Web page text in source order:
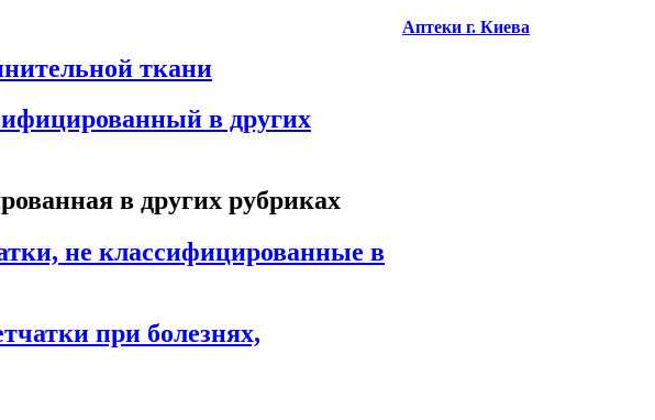
ткани
в других
в других рубриках
не классифицированные в
при болезнях,
Аптеки г. Киева